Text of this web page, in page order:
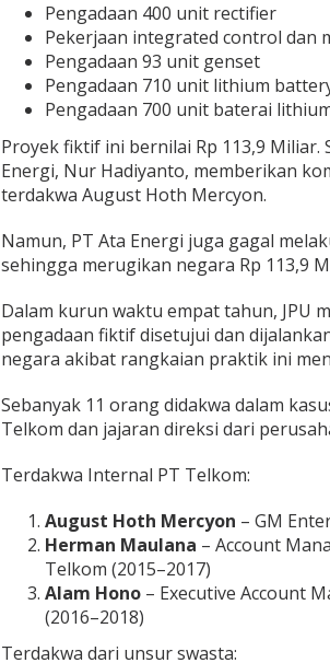
Pengadaan 400 unit rectifier
Pekerjaan integrated control dan
Pengadaan 93 unit genset
Pengadaan 710 unit lithium
Pengadaan 700 unit baterai
Proyek fiktif ini bernilai Rp 113,9
Energi, Nur Hadiyanto, memberikan
terdakwa August Hoth Mercyon.
Namun, PT Ata Energi juga gagal
sehingga merugikan negara Rp 113,9
Dalam kurun waktu empat tahun, JPU
pengadaan fiktif disetujui dan
negara akibat rangkaian praktik ini
Sebanyak 11 orang didakwa dalam
Telkom dan jajaran direksi dari
Terdakwa Internal PT Telkom:
August Hoth Mercyon – GM
Herman Maulana – Account
Telkom (2015–2017)
Alam Hono – Executive Account
(2016–2018)
Terdakwa dari unsur swasta: